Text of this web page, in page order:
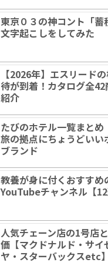
東京０３の神コント「蓄
文字起こしをしてみた
【2026年】エスリード
待が到着！カタログ全42
紹介
たびのホテル一覧まとめ
旅の拠点にちょうどいい
ブランド
教養が身に付くおすすめ
YouTubeチャンネル【12
人気チェーン店の1号店
価【マクドナルド・サイ
ヤ・スターバックスetc】